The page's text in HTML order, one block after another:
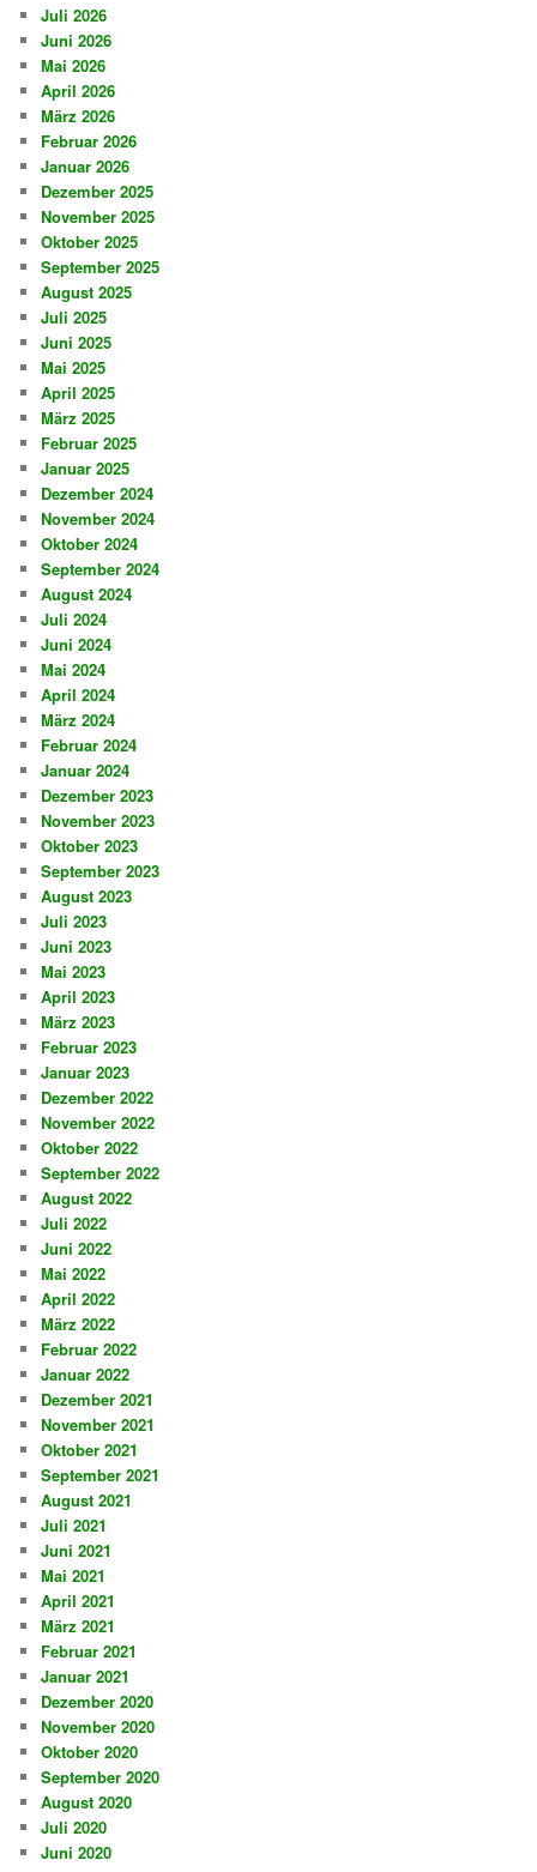
Juli 2026
Juni 2026
Mai 2026
April 2026
März 2026
Februar 2026
Januar 2026
Dezember 2025
November 2025
Oktober 2025
September 2025
August 2025
Juli 2025
Juni 2025
Mai 2025
April 2025
März 2025
Februar 2025
Januar 2025
Dezember 2024
November 2024
Oktober 2024
September 2024
August 2024
Juli 2024
Juni 2024
Mai 2024
April 2024
März 2024
Februar 2024
Januar 2024
Dezember 2023
November 2023
Oktober 2023
September 2023
August 2023
Juli 2023
Juni 2023
Mai 2023
April 2023
März 2023
Februar 2023
Januar 2023
Dezember 2022
November 2022
Oktober 2022
September 2022
August 2022
Juli 2022
Juni 2022
Mai 2022
April 2022
März 2022
Februar 2022
Januar 2022
Dezember 2021
November 2021
Oktober 2021
September 2021
August 2021
Juli 2021
Juni 2021
Mai 2021
April 2021
März 2021
Februar 2021
Januar 2021
Dezember 2020
November 2020
Oktober 2020
September 2020
August 2020
Juli 2020
Juni 2020